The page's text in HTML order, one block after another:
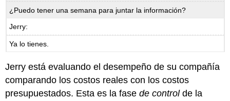
¿Puedo tener una semana para juntar la información?
Jerry:
Ya lo tienes.
Jerry está evaluando el desempeño de su compañía
comparando los costos reales con los costos
presupuestados. Esta es la fasede controlde la